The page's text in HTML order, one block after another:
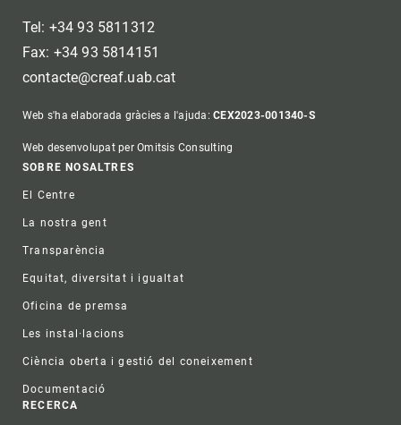
Tel: +34 93 5811312
Fax: +34 93 5814151
contacte@creaf.uab.cat
Web s'ha elaborada gràcies a l'ajuda:CEX2023-001340-S
Web desenvolupat per Omitsis Consulting
Footer
SOBRE NOSALTRES
El Centre
La nostra gent
Transparència
Equitat, diversitat i igualtat
Oficina de premsa
Les instal·lacions
Ciència oberta i gestió del coneixement
Documentació
RECERCA